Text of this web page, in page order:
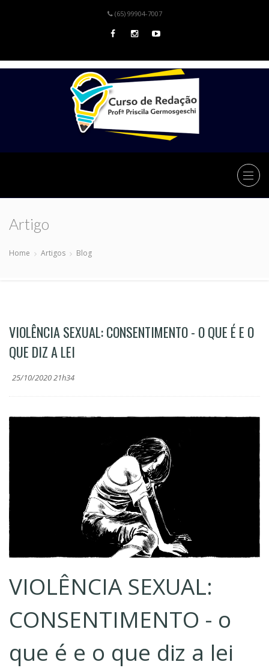
(65) 99904-7007
Artigo
Home Artigos Blog
VIOLÊNCIA SEXUAL: CONSENTIMENTO - O QUE É E O
QUE DIZ A LEI
25/10/2020 21h34
VIOLÊNCIA SEXUAL:
CONSENTIMENTO - o
que é e o que diz a lei